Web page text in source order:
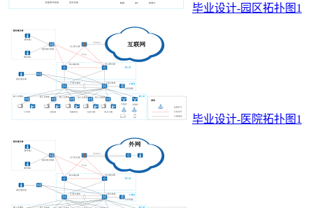
毕业设计-园区拓扑图1
毕业设计-医院拓扑图1